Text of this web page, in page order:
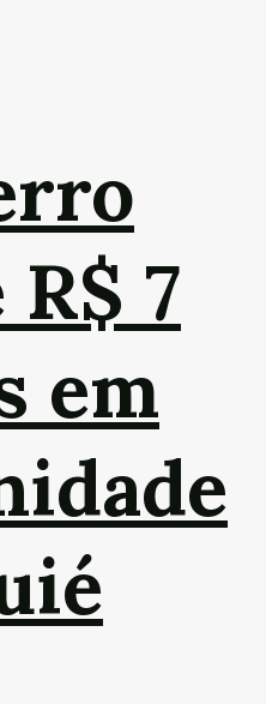
7
em